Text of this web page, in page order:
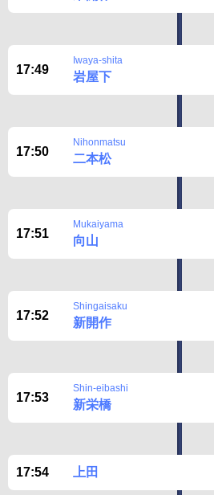
17:49
Iwaya-shita
岩屋下
17:50
Nihonmatsu
二本松
17:51
Mukaiyama
向山
17:52
Shingaisaku
新開作
17:53
Shin-eibashi
新栄橋
17:54 上田